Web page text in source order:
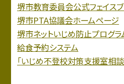
堺市教育委員会公式フェイス
堺市PTA協議会ホームページ
堺市ネットいじめ防止プログラ
給食予約システム
「いじめ不登校対策支援室相談